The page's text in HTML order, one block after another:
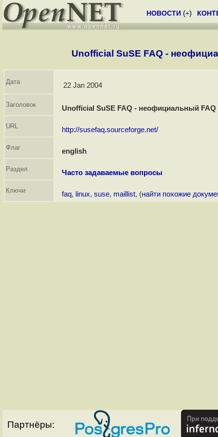
НОВОСТИ (+)
Unofficial SuSE FAQ -
Дата 22 Jan 2004
Заголовок Unofficial SuSE FAQ - неофициальный
URL http://susefaq.sourceforge.net/
Флаг english
Раздел Часто задаваемые вопросы
Ключи faq, linux, suse, maillist, (найти похожие
Партнёры: